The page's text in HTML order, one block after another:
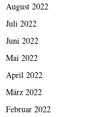
August 2022
Juli 2022
Juni 2022
Mai 2022
April 2022
März 2022
Februar 2022